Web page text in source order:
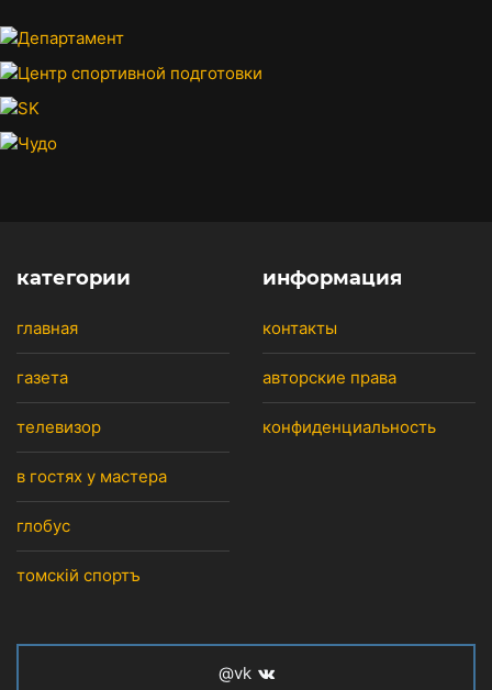
категории
главная
газета
телевизор
в гостях у мастера
глобус
томскiй спортъ
информация
контакты
авторские права
конфиденциальность
@vk